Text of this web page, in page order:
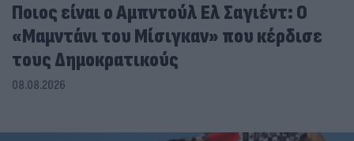
Ποιος είναι ο Αμπντούλ Ελ Σαγιέντ: Ο
«Μαμντάνι του Μίσιγκαν» που κέρδισε
τους Δημοκρατικούς
08.08.2026